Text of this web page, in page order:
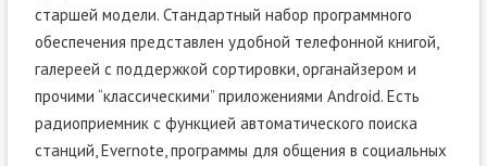
старшей модели. Стандартный набор программного
обеспечения представлен удобной телефонной книгой,
галереей с поддержкой сортировки, органайзером и
прочими “классическими” приложениями Android. Есть
радиоприемник с функцией автоматического поиска
станций, Evernote, программы для общения в социальных